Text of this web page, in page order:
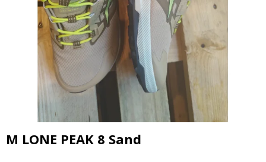
M LONE PEAK 8 Sand